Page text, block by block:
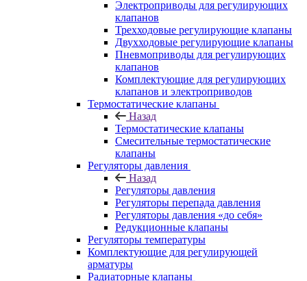
Электроприводы для регулирующих
клапанов
Трехходовые регулирующие клапаны
Двухходовые регулирующие клапаны
Пневмоприводы для регулирующих
клапанов
Комплектующие для регулирующих
клапанов и электроприводов
Термостатические клапаны
Назад
Термостатические клапаны
Смесительные термостатические
клапаны
Регуляторы давления
Назад
Регуляторы давления
Регуляторы перепада давления
Регуляторы давления «до себя»
Редукционные клапаны
Регуляторы температуры
Комплектующие для регулирующей
арматуры
Радиаторные клапаны